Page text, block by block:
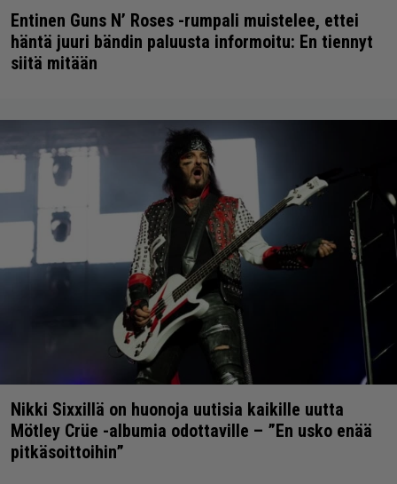
Entinen Guns N’ Roses -rumpali muistelee, ettei
häntä juuri bändin paluusta informoitu: En tiennyt
siitä mitään
Nikki Sixxillä on huonoja uutisia kaikille uutta
Mötley Crüe -albumia odottaville – ”En usko enää
pitkäsoittoihin”